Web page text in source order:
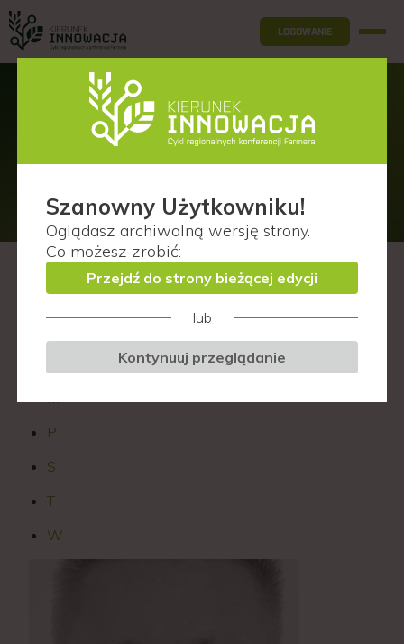
LOGOWANIE
Prelegenci
Lublin (woj. pomorskie)
F
M
P
S
T
W
Szanowny Użytkowniku!
Oglądasz archiwalną wersję strony.
Co możesz zrobić:
Przejdź do strony bieżącej edycji
lub
Kontynuuj przeglądanie